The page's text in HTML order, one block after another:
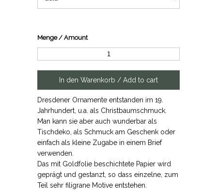
Menge / Amount
Dresdener Ornamente entstanden im 19.
Jahrhundert, u.a. als Christbaumschmuck.
Man kann sie aber auch wunderbar als
Tischdeko, als Schmuck am Geschenk oder
einfach als kleine Zugabe in einem Brief
verwenden.
Das mit Goldfolie beschichtete Papier wird
geprägt und gestanzt, so dass einzelne, zum
Teil sehr filigrane Motive entstehen.